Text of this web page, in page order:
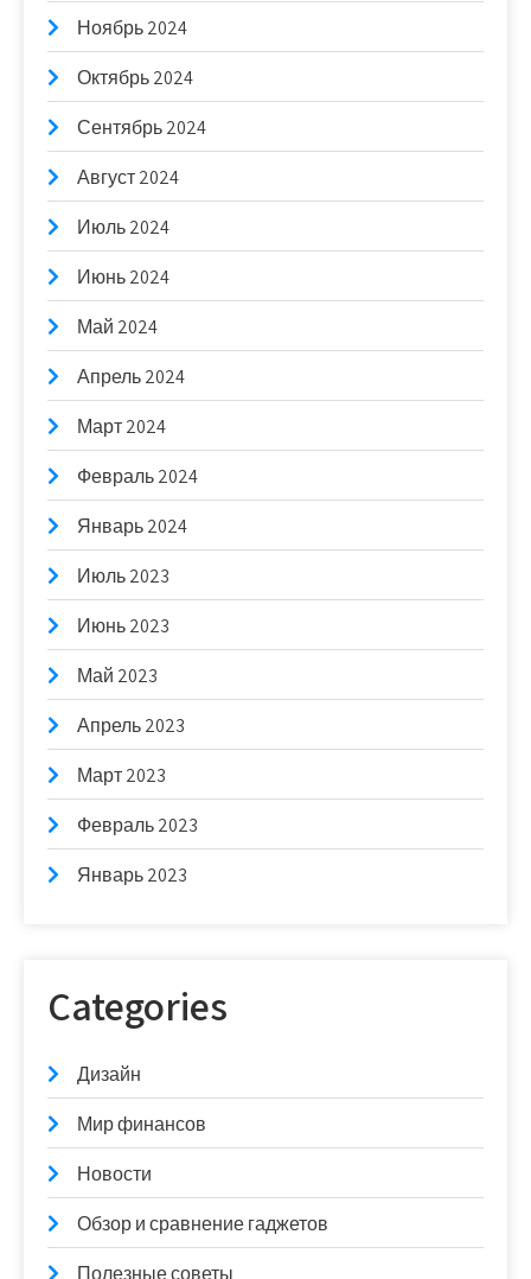
Ноябрь 2024
Октябрь 2024
Сентябрь 2024
Август 2024
Июль 2024
Июнь 2024
Май 2024
Апрель 2024
Март 2024
Февраль 2024
Январь 2024
Июль 2023
Июнь 2023
Май 2023
Апрель 2023
Март 2023
Февраль 2023
Январь 2023
Categories
Дизайн
Мир финансов
Новости
Обзор и сравнение гаджетов
Полезные советы